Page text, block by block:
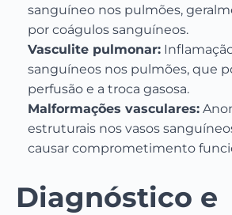
sanguíneo nos pulmões,
por coágulos sanguíneos.
Vasculite pulmonar:
sanguíneos nos pulmões, que
perfusão e a troca gasosa.
Malformações vasculares:
estruturais nos vasos
causar comprometimento
Diagnóstico e